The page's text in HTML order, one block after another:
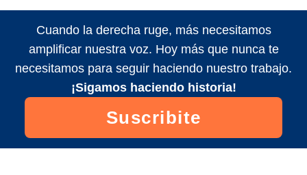
Cuando la derecha ruge, más necesitamos
amplificar nuestra voz. Hoy más que nunca te
necesitamos para seguir haciendo nuestro trabajo.
¡Sigamos haciendo historia!
Suscribite